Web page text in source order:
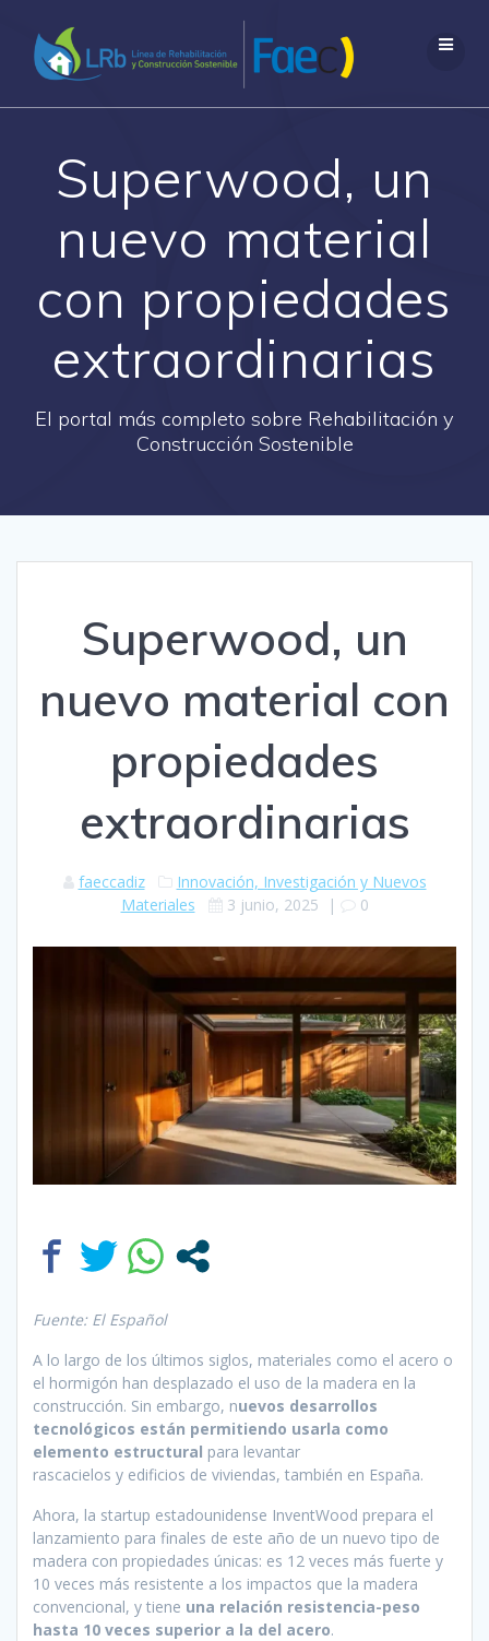
al
contenido
Superwood, un
nuevo material
con propiedades
extraordinarias
El portal más completo sobre Rehabilitación y
Construcción Sostenible
Superwood, un
nuevo material con
propiedades
extraordinarias
faeccadiz
Innovación, Investigación y Nuevos
Materiales
3 junio, 2025 | 0
Fuente: El Español
A lo largo de los últimos siglos, materiales como el acero o
el hormigón han desplazado el uso de la madera en la
construcción. Sin embargo, nuevos desarrollos
tecnológicos están permitiendo usarla como
elemento estructural para levantar
rascacielos y edificios de viviendas, también en España.
Ahora, la startup estadounidense InventWood prepara el
lanzamiento para finales de este año de un nuevo tipo de
madera con propiedades únicas: es 12 veces más fuerte y
10 veces más resistente a los impactos que la madera
convencional, y tiene una relación resistencia-peso
hasta 10 veces superior a la del acero.